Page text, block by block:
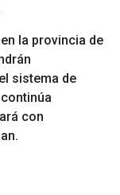
la provincia de
sistema de
con